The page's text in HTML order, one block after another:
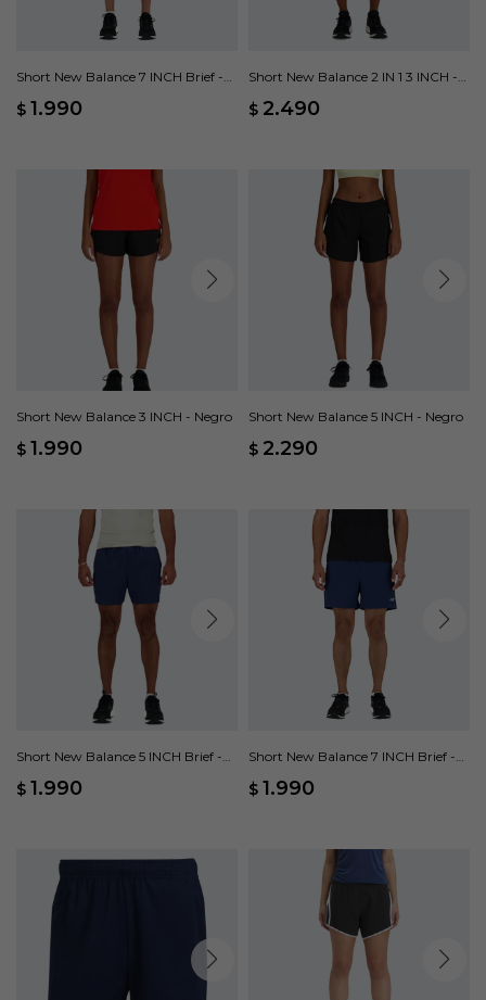
Short New Balance 7 INCH Brief -
$ 1.990
Short New Balance 2 IN 1 3 INCH -
$ 2.490
Short New Balance 3 INCH - Negro
$ 1.990
Short New Balance 5 INCH - Negro
$ 2.290
Short New Balance 5 INCH Brief -
$ 1.990
Short New Balance 7 INCH Brief -
$ 1.990